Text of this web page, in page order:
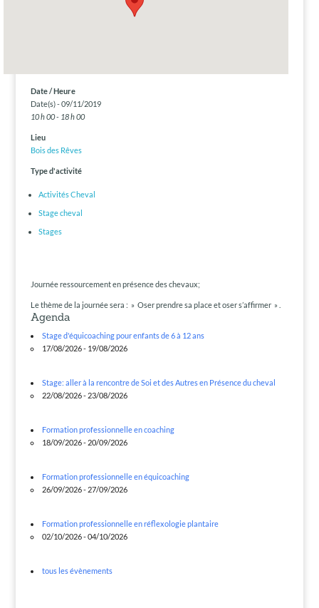
Date / Heure
Date(s) - 09/11/2019
10 h 00 - 18 h 00
Lieu
Bois des Rêves
Type d'activité
Activités Cheval
Stage cheval
Stages
Journée ressourcement en présence des chevaux;
Le thème de la journée sera : » Oser prendre sa place et oser s’affirmer » .
Agenda
Stage d'équicoaching pour enfants de 6 à 12 ans
17/08/2026 - 19/08/2026
Stage: aller à la rencontre de Soi et des Autres en Présence du cheval
22/08/2026 - 23/08/2026
Formation professionnelle en coaching
18/09/2026 - 20/09/2026
Formation professionnelle en équicoaching
26/09/2026 - 27/09/2026
Formation professionnelle en réflexologie plantaire
02/10/2026 - 04/10/2026
tous les évènements